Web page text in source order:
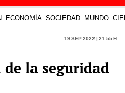
ECONOMÍA SOCIEDAD MUNDO
19 Sep 2022 | 21:55 h
la seguridad